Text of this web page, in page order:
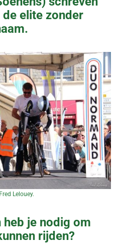
elite zonder
Lelouey.
je nodig om
rijden?